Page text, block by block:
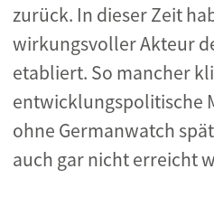
zurück. In dieser Zeit
wirkungsvoller Akteur
etabliert. So mancher
entwicklungspolitische
ohne Germanwatch
auch gar nicht erreicht